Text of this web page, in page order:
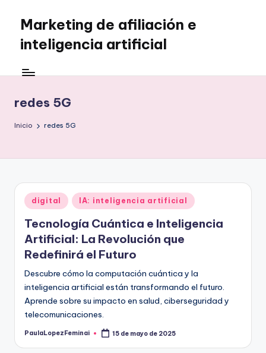
Saltar
contenido
Marketing de afiliación e
inteligencia artificial
redes 5G
Inicio redes 5G
Publicado
en
digital IA: inteligencia artificial
Tecnología Cuántica e Inteligencia
Artificial: La Revolución que
Redefinirá el Futuro
Descubre cómo la computación cuántica y la
inteligencia artificial están transformando el futuro.
Aprende sobre su impacto en salud, ciberseguridad y
telecomunicaciones.
Publicado
PaulaLopezFeminai 15 de mayo de 2025